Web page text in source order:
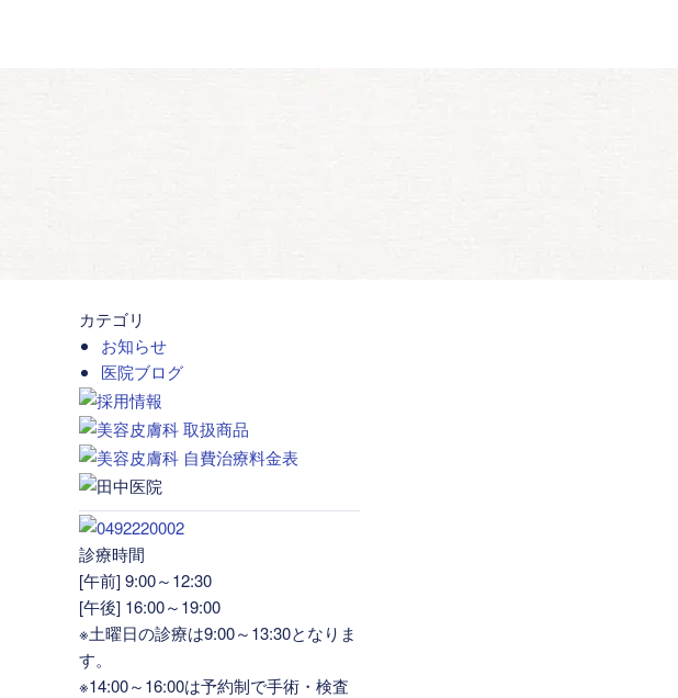
カテゴリ
お知らせ
医院ブログ
診療時間
[午前] 9:00～12:30
[午後] 16:00～19:00
※土曜日の診療は9:00～13:30となりま
す。
※14:00～16:00は予約制で手術・検査